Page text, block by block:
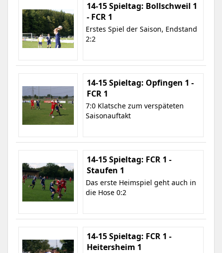
14-15 Spieltag: Bollschweil 1
- FCR 1
Erstes Spiel der Saison, Endstand
2:2
14-15 Spieltag: Opfingen 1 -
FCR 1
7:0 Klatsche zum verspäteten
Saisonauftakt
14-15 Spieltag: FCR 1 -
Staufen 1
Das erste Heimspiel geht auch in
die Hose 0:2
14-15 Spieltag: FCR 1 -
Heitersheim 1